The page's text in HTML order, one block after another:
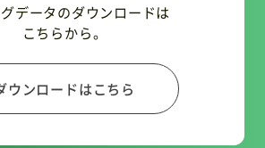
データのダウンロードは
こちらから。
ウンロードはこちら